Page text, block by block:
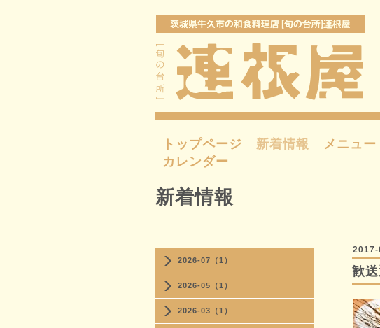
トップページ 新着情報 メニュー
カレンダー
2026-07（1）
2026-05（1）
2026-03（1）
新着情報
歓